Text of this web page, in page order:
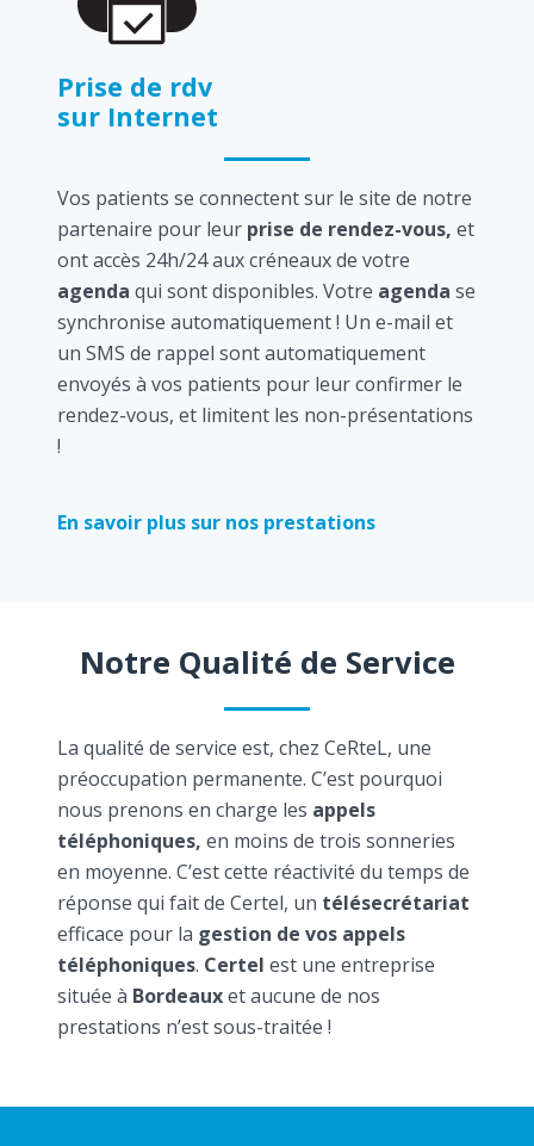
Prise de rdv
sur Internet
Vos patients se connectent sur le site de notre
partenaire pour leur prise de rendez-vous, et
ont accès 24h/24 aux créneaux de votre
agenda qui sont disponibles. Votre agenda se
synchronise automatiquement ! Un e-mail et
un SMS de rappel sont automatiquement
envoyés à vos patients pour leur confirmer le
rendez-vous, et limitent les non-présentations
!
En savoir plus sur nos prestations
Notre Qualité de Service
La qualité de service est, chez CeRteL, une
préoccupation permanente. C’est pourquoi
nous prenons en charge les appels
téléphoniques, en moins de trois sonneries
en moyenne. C’est cette réactivité du temps de
réponse qui fait de Certel, un télésecrétariat
efficace pour la gestion de vos appels
téléphoniques. Certel est une entreprise
située à Bordeauxet aucune de nos
prestations n’est sous-traitée !